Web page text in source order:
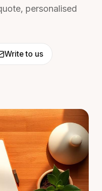
personalised
Write to us